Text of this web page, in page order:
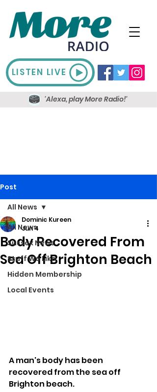
LISTEN LIVE
'Alexa, play More Radio!'
Post
All News
Sussex News
Stuff We Like
Hidden Membership
Local Events
All News
Body Recovered From
Sea Off Brighton Beach
Dominic Kureen
Jun 4
A man's body has been
recovered from the sea off
Brighton beach.